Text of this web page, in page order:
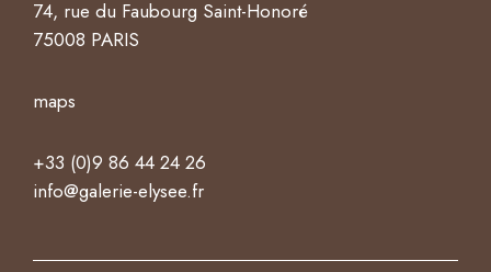
74, rue du Faubourg Saint-Honoré
75008 PARIS
maps
+33 (0)9 86 44 24 26
info@galerie-elysee.fr